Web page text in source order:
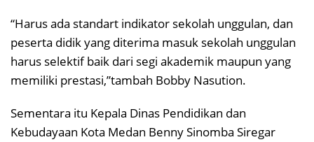
“Harus ada standart indikator sekolah unggulan, dan
peserta didik yang diterima masuk sekolah unggulan
harus selektif baik dari segi akademik maupun yang
memiliki prestasi,”tambah Bobby Nasution.
Sementara itu Kepala Dinas Pendidikan dan
Kebudayaan Kota Medan Benny Sinomba Siregar